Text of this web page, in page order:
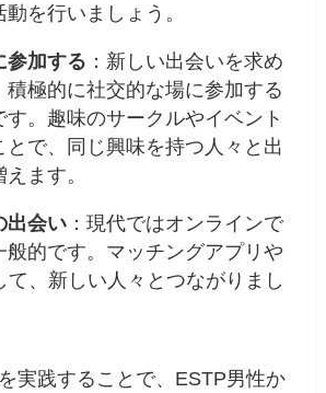
を行いましょう。
参加する ：新しい出会いを求め
積極的に社交的な場に参加する
す。趣味のサークルやイベント
とで、同じ興味を持つ人々と出
ます。
出会い ：現代ではオンラインで
般的です。マッチングアプリや
て、新しい人々とつながりまし
実践することで、ESTP男性か